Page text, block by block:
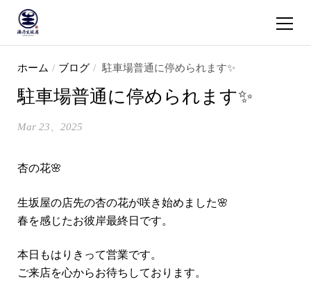
ショッピ
ホーム / ブログ / 駐車場普通に停められます✨
駐車場普通に停められます✨
Mar 23、2025
杏の花🌸
生坂屋の店先の杏の花が咲き始めました🌸
春を感じたお彼岸最終日です。
本日もはりきって営業です。
ご来店を心からお待ちしております。